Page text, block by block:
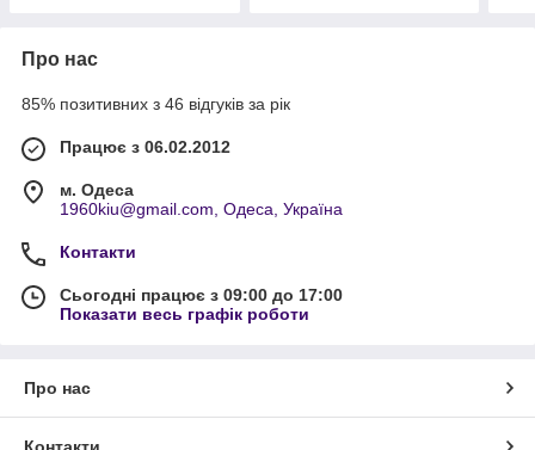
Про нас
85% позитивних з 46 відгуків за рік
Працює з 06.02.2012
м. Одеса
1960kiu@gmail.com, Одеса, Україна
Контакти
Сьогодні працює з 09:00 до 17:00
Показати весь графік роботи
Про нас